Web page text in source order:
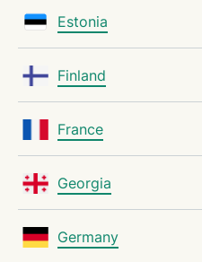
Estonia
Finland
France
Georgia
Germany